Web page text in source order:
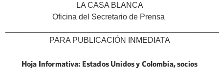
LA CASA BLANCA
Oficina del Secretario de Prensa
PARA PUBLICACIÓN INMEDIATA
Hoja Informativa: Estados Unidos y Colombia, socios